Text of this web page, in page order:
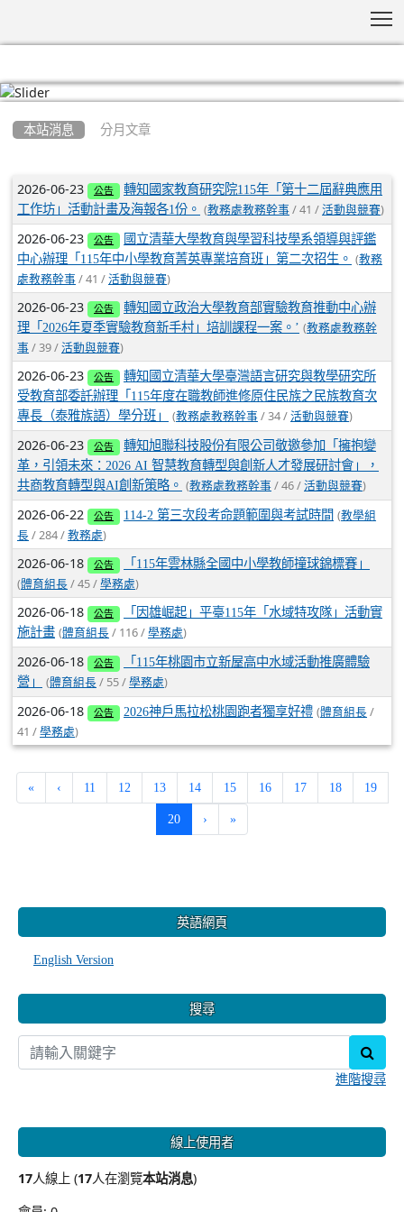
本站消息 分月文章
文章列表
2026-06-23 公告
轉知國家教育研究院115年「第十二屆辭典應用
工作坊」活動計畫及海報各1份。 (教務處教務幹事 / 41 / 活動與競賽)
2026-06-23 公告
國立清華大學教育與學習科技學系領導與評鑑
中心辦理「115年中小學教育菁英專業培育班」第二次招生。 (教務
處教務幹事 / 41 / 活動與競賽)
2026-06-23 公告
轉知國立政治大學教育部實驗教育推動中心辦
理「2026年夏季實驗教育新手村」培訓課程一案。’ (教務處教務幹
事 / 39 / 活動與競賽)
2026-06-23 公告
轉知國立清華大學臺灣語言研究與教學研究所
受教育部委託辦理「115年度在職教師進修原住民族之民族教育次
專長（泰雅族語）學分班」
(教務處教務幹事 / 34 / 活動與競賽)
2026-06-23 公告
轉知旭聯科技股份有限公司敬邀參加「擁抱變
革，引領未來：2026 AI 智慧教育轉型與創新人才發展研討會」，
共商教育轉型與AI創新策略。 (教務處教務幹事 / 46 / 活動與競賽)
2026-06-22 公告 114-2 第三次段考命題範圍與考試時間 (教學組
長 / 284 / 教務處)
2026-06-18 公告 「115年雲林縣全國中小學教師撞球錦標賽」
(體育組長 / 45 / 學務處)
2026-06-18 公告
「因雄崛起」平臺115年「水域特攻隊」活動實
施計畫 (體育組長 / 116 / 學務處)
2026-06-18 公告
「115年桃園市立新屋高中水域活動推廣體驗
營」
(體育組長 / 55 / 學務處)
2026-06-18 公告 2026神戶馬拉松桃園跑者獨享好禮 (體育組長 /
41 / 學務處)
« ‹ 11 12 13 14 15 16 17 18 19
20(current)
› »
英語網頁
English Version
搜尋
進階搜尋
線上使用者
17人線上 (17人在瀏覽本站消息)